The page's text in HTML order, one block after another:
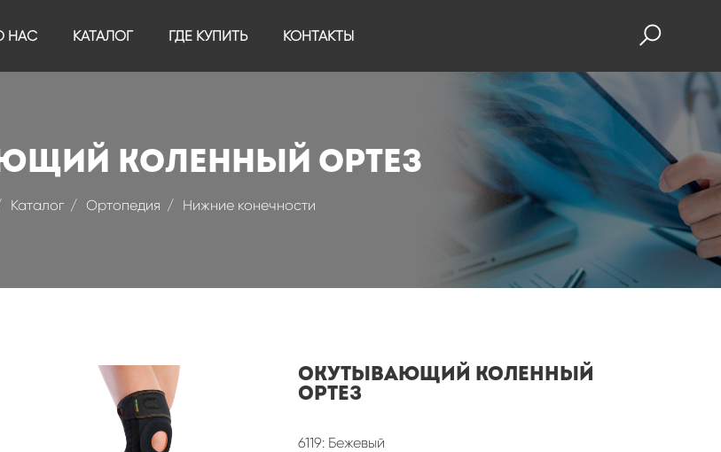
НАС КАТАЛОГ ГДЕ КУПИТЬ КОНТАКТЫ
КОЛЕННЫЙ ОРТЕЗ
Каталог Ортопедия Нижние конечности
ОКУТЫВАЮЩИЙ КОЛЕННЫЙ
ОРТЕЗ
6119: Бежевый